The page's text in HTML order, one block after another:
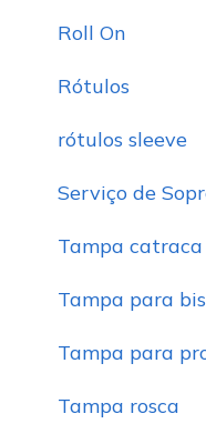
Roll On
Rótulos
rótulos sleeve
Serviço de
Tampa catraca
Tampa para
Tampa para
Tampa rosca